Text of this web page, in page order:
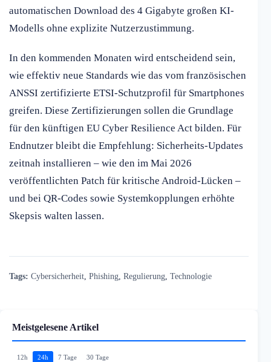
automatischen Download des 4 Gigabyte großen KI-
Modells ohne explizite Nutzerzustimmung.
In den kommenden Monaten wird entscheidend sein,
wie effektiv neue Standards wie das vom französischen
ANSSI zertifizierte ETSI-Schutzprofil für Smartphones
greifen. Diese Zertifizierungen sollen die Grundlage
für den künftigen EU Cyber Resilience Act bilden. Für
Endnutzer bleibt die Empfehlung: Sicherheits-Updates
zeitnah installieren – wie den im Mai 2026
veröffentlichten Patch für kritische Android-Lücken –
und bei QR-Codes sowie Systemkopplungen erhöhte
Skepsis walten lassen.
Tags: Cybersicherheit Phishing Regulierung Technologie
Meistgelesene Artikel
12h 24h 7 Tage 30 Tage